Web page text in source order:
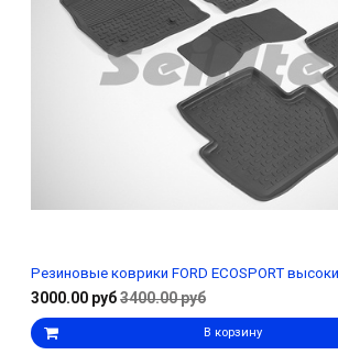
Резиновые коврики FORD ECOSPORT
3000.00 руб3400.00 руб
В корзину